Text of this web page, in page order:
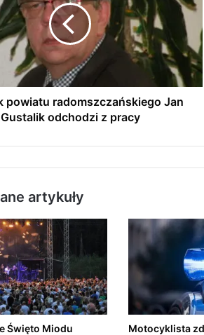
powiatu radomszczańskiego Jan
Gustalik odchodzi z pracy
artykuły
Święto Miodu Motocyklista